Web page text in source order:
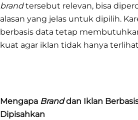
brandtersebut relevan, bisa
alasan yang jelas untuk dipilih.
berbasis data tetap
kuat agar iklan tidak hanya
Mengapa Branddan Iklan
Dipisahkan